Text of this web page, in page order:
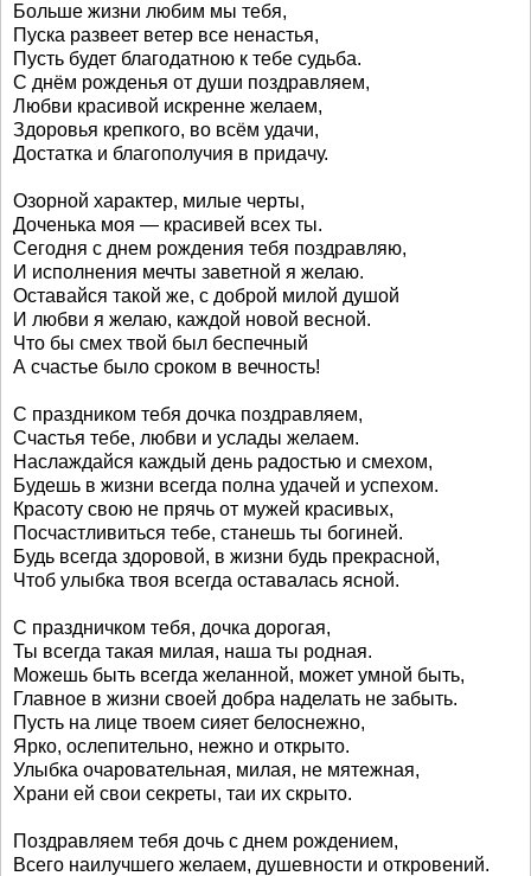
Больше жизни любим мы тебя,
Пуска развеет ветер все ненастья,
Пусть будет благодатною к тебе судьба.
С днём рожденья от души поздравляем,
Любви красивой искренне желаем,
Здоровья крепкого, во всём удачи,
Достатка и благополучия в придачу.
Озорной характер, милые черты,
Доченька моя — красивей всех ты.
Сегодня с днем рождения тебя поздравляю,
И исполнения мечты заветной я желаю.
Оставайся такой же, с доброй милой душой
И любви я желаю, каждой новой весной.
Что бы смех твой был беспечный
А счастье было сроком в вечность!
С праздником тебя дочка поздравляем,
Счастья тебе, любви и услады желаем.
Наслаждайся каждый день радостью и смехом,
Будешь в жизни всегда полна удачей и успехом.
Красоту свою не прячь от мужей красивых,
Посчастливиться тебе, станешь ты богиней.
Будь всегда здоровой, в жизни будь прекрасной,
Чтоб улыбка твоя всегда оставалась ясной.
С праздничком тебя, дочка дорогая,
Ты всегда такая милая, наша ты родная.
Можешь быть всегда желанной, может умной быть,
Главное в жизни своей добра наделать не забыть.
Пусть на лице твоем сияет белоснежно,
Ярко, ослепительно, нежно и открыто.
Улыбка очаровательная, милая, не мятежная,
Храни ей свои секреты, таи их скрыто.
Поздравляем тебя дочь с днем рождением,
Всего наилучшего желаем, душевности и откровений.